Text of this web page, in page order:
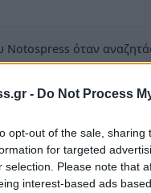
- Do Not Process
opt-out of the sale,
for targeted
selection. Please note that
interest-based ads
όταν
αποτελέσματα της Google